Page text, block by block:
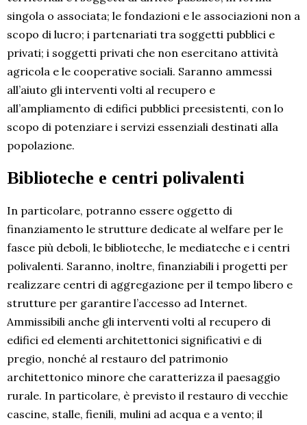
singola o associata; le fondazioni e le associazioni non a
scopo di lucro; i partenariati tra soggetti pubblici e
privati; i soggetti privati che non esercitano attività
agricola e le cooperative sociali. Saranno ammessi
all’aiuto gli interventi volti al recupero e
all’ampliamento di edifici pubblici preesistenti, con lo
scopo di potenziare i servizi essenziali destinati alla
popolazione.
Biblioteche e centri polivalenti
In particolare, potranno essere oggetto di
finanziamento le strutture dedicate al welfare per le
fasce più deboli, le biblioteche, le mediateche e i centri
polivalenti. Saranno, inoltre, finanziabili i progetti per
realizzare centri di aggregazione per il tempo libero e
strutture per garantire l’accesso ad Internet.
Ammissibili anche gli interventi volti al recupero di
edifici ed elementi architettonici significativi e di
pregio, nonché al restauro del patrimonio
architettonico minore che caratterizza il paesaggio
rurale. In particolare, è previsto il restauro di vecchie
cascine, stalle, fienili, mulini ad acqua e a vento; il